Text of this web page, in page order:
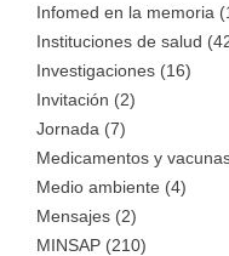
Infomed en la memoria
Instituciones de salud
Investigaciones (16)
Invitación (2)
Jornada (7)
Medicamentos y
Medio ambiente (4)
Mensajes (2)
MINSAP (210)